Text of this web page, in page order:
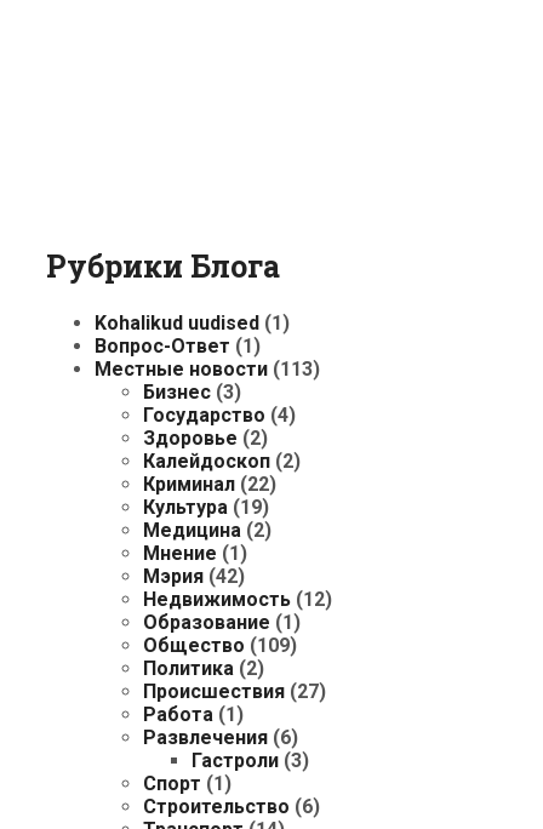
Рубрики Блога
Kohalikud uudised (1)
Вопрос-Ответ (1)
Местные новости (113)
Бизнес (3)
Государство (4)
Здоровье (2)
Калейдоскоп (2)
Криминал (22)
Культура (19)
Медицина (2)
Мнение (1)
Мэрия (42)
Недвижимость (12)
Образование (1)
Общество (109)
Политика (2)
Происшествия (27)
Работа (1)
Развлечения (6)
Гастроли (3)
Спорт (1)
Строительство (6)